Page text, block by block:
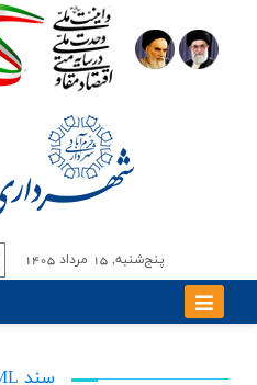
پنج‌شنبه, 15 مرداد 1405
سند HTML